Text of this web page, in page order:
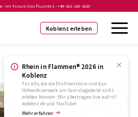
- Im Forum Confluentes -+49-261-129-1610
Koblenz erleben
Rhein in Flammen® 2026 in
Koblenz
Für alle, die die Drohnenshow und das
Höhenfeuerwerk am Samstagabend nicht
erleben können: Wir übertragen live auf rif-
koblenz.de und YouTube!
Mehr erfahren